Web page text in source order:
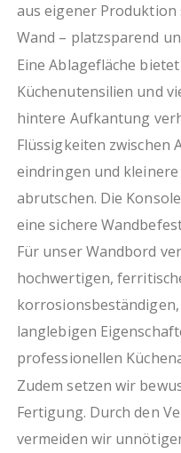
aus eigener
Wand – platzsparend
Eine Ablagefläche
Küchenutensilien und
hintere Aufkantung
Flüssigkeiten zwischen
eindringen und
abrutschen. Die
eine sichere
Für unser Wandbord
hochwertigen,
langlebigen
professionellen
Zudem setzen wir
Fertigung. Durch den
vermeiden wir